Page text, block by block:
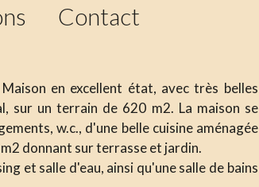
Contact
en excellent état, avec très belles
sur un terrain de 620 m2. La maison se
w.c., d'une belle cuisine aménagée
donnant sur terrasse et jardin.
et salle d'eau, ainsi qu'une salle de bains